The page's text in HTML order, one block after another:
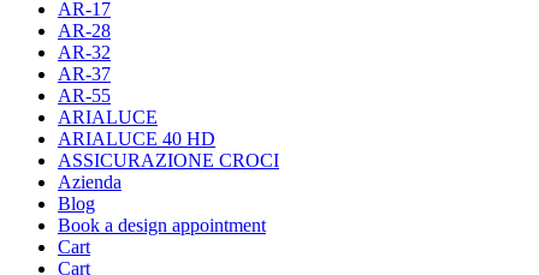
AR-17
AR-28
AR-32
AR-37
AR-55
ARIALUCE
ARIALUCE 40 HD
ASSICURAZIONE CROCI
Azienda
Blog
Book a design appointment
Cart
Cart